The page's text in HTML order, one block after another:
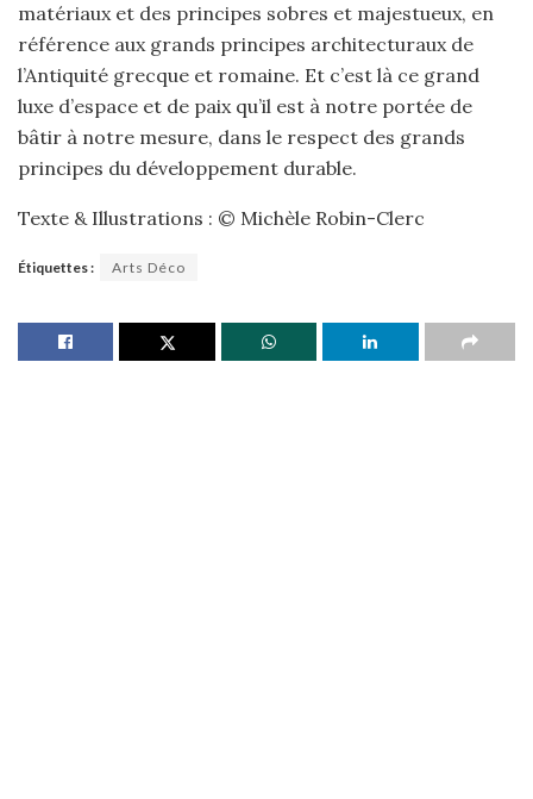
matériaux et des principes sobres et majestueux, en
référence aux grands principes architecturaux de
l’Antiquité grecque et romaine. Et c’est là ce grand
luxe d’espace et de paix qu’il est à notre portée de
bâtir à notre mesure, dans le respect des grands
principes du développement durable.
Texte & Illustrations : © Michèle Robin-Clerc
Étiquettes : Arts Déco